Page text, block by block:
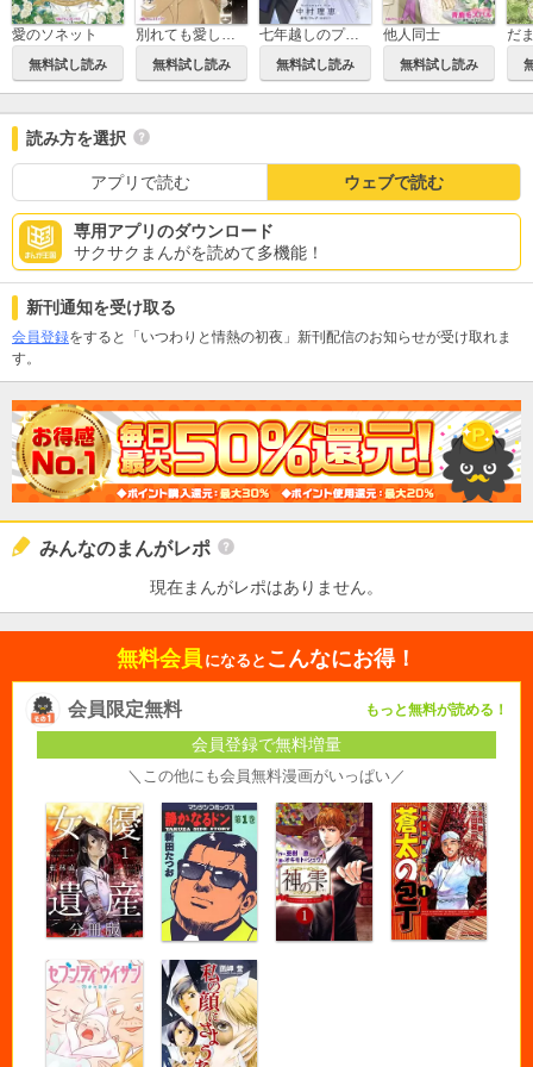
愛のソネット
無料試し読み
別れても愛しくて
無料試し読み
七年越しのプロポーズ
無料試し読み
他人同士
無料試し読み
読み方を選択
アプリで読む ウェブで読む
専用アプリのダウンロード
サクサクまんがを読めて多機能！
新刊通知を受け取る
会員登録をすると「いつわりと情熱の初夜」新刊配信のお知らせが受け取れま
す。
みんなのまんがレポ
現在まんがレポはありません。
無料会員 になると こんなにお得！
会員限定無料 もっと無料が読める！
会員登録で無料増量
＼この他にも会員無料漫画がいっぱい／